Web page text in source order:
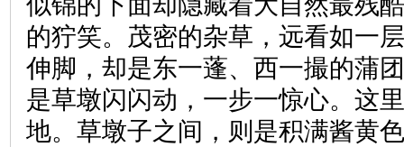
的狞笑。茂密的杂草，远看如一
伸脚，却是东一蓬、西一撮的蒲
是草墩闪闪动，一步一惊心。这
地。草墩子之间，则是积满酱黄